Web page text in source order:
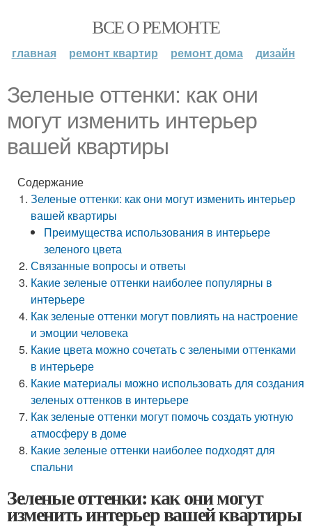
ВСЕ О РЕМОНТЕ
главная ремонт квартир ремонт дома дизайн
Зеленые оттенки: как они
могут изменить интерьер
вашей квартиры
Содержание
Зеленые оттенки: как они могут изменить интерьер
вашей квартиры
Преимущества использования в интерьере
зеленого цвета
Связанные вопросы и ответы
Какие зеленые оттенки наиболее популярны в
интерьере
Как зеленые оттенки могут повлиять на настроение
и эмоции человека
Какие цвета можно сочетать с зелеными оттенками
в интерьере
Какие материалы можно использовать для создания
зеленых оттенков в интерьере
Как зеленые оттенки могут помочь создать уютную
атмосферу в доме
Какие зеленые оттенки наиболее подходят для
спальни
Зеленые оттенки: как они могут
изменить интерьер вашей квартиры